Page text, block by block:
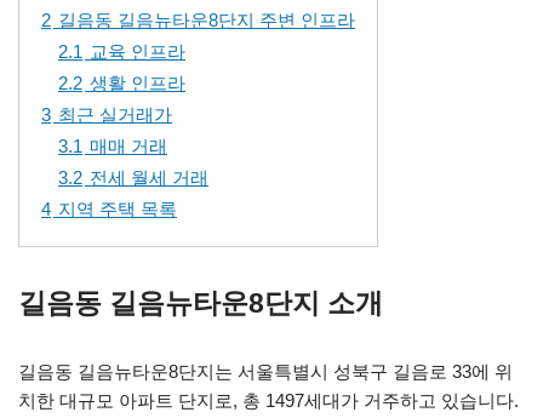
2 길음동 길음뉴타운8단지 주변 인프라
2.1 교육 인프라
2.2 생활 인프라
3 최근 실거래가
3.1 매매 거래
3.2 전세 월세 거래
4 지역 주택 목록
길음동 길음뉴타운8단지 소개
길음동 길음뉴타운8단지는 서울특별시 성북구 길음로 33에 위
치한 대규모 아파트 단지로, 총 1497세대가 거주하고 있습니다.